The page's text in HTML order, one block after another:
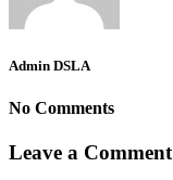
Admin DSLA
No Comments
Leave a Comment